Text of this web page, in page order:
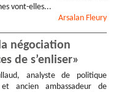
vont-elles...
Arsalan Fleury
négociation
de s’enliser»
analyste de politique
ancien ambassadeur de